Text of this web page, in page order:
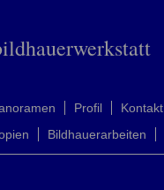
Profil Kontakt
Bildhauerarbeiten